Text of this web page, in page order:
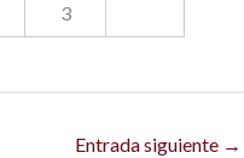
3
Entrada siguiente →